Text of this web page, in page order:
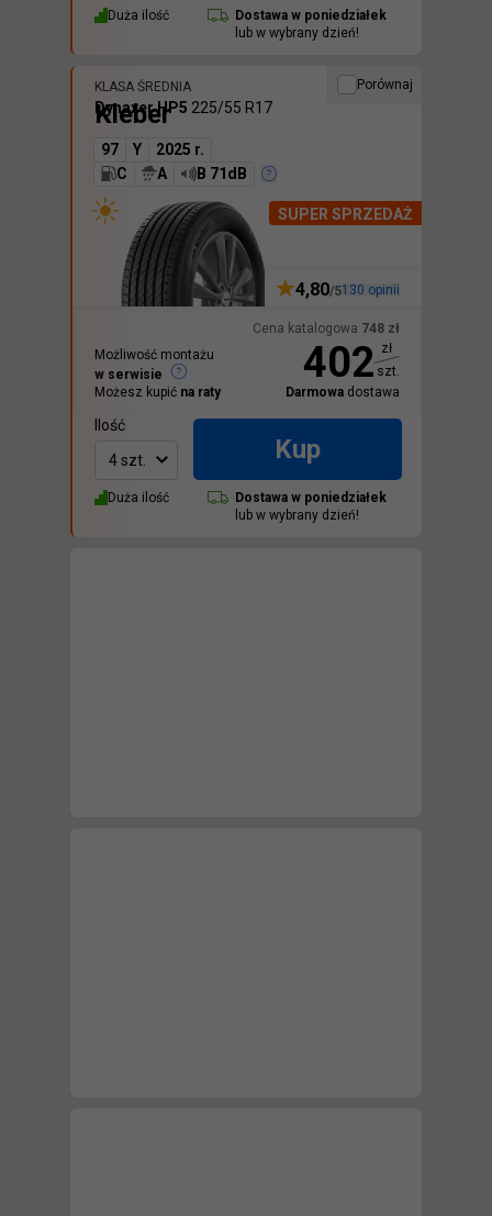
Duża ilość Dostawa w poniedziałek
lub w wybrany dzień!
Porównaj
KLASA ŚREDNIA
Kleber
SUPER SPRZEDAŻ
Dynaxer HP5 225/55 R17
97 Y
2025 r.
C
A B 71dB
Cena katalogowa 748 zł
402 zł
szt.
Darmowa dostawa
4,80/5130 opinii
Możliwość montażu
w serwisie
Możesz kupić na raty
Ilość
4 szt.
Kup
Duża ilość Dostawa w poniedziałek
lub w wybrany dzień!